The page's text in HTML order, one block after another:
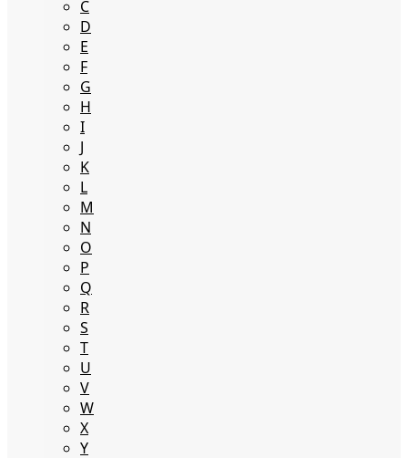
C
D
E
F
G
H
I
J
K
L
M
N
O
P
Q
R
S
T
U
V
W
X
Y